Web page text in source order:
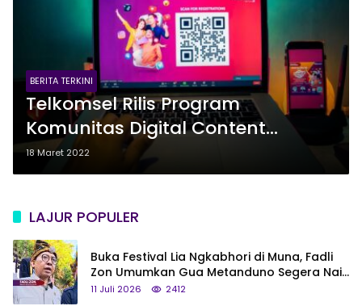
BERITA TERKINI
Telkomsel Rilis Program
Komunitas Digital Content
Creator ‘Sahabat Telkomsel’
18 Maret 2022
LAJUR POPULER
Buka Festival Lia Ngkabhori di Muna, Fadli
Zon Umumkan Gua Metanduno Segera Naik
Status Jadi Cagar Budaya Nasional
11 Juli 2026 2412